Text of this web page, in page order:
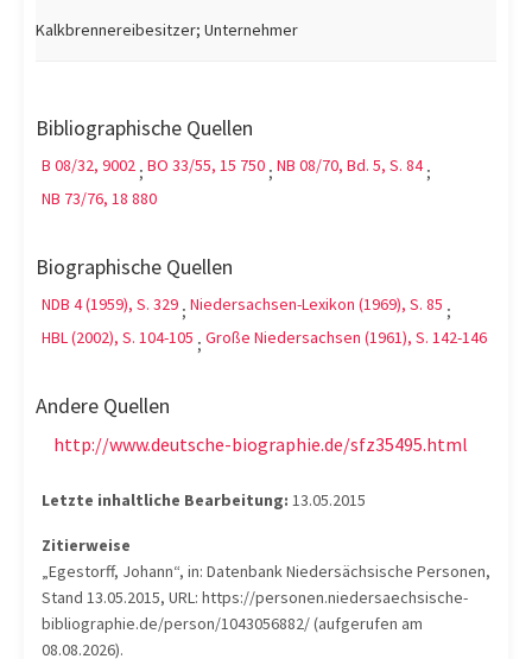
Kalkbrennereibesitzer; Unternehmer
Bibliographische Quellen
B 08/32, 9002 ; BO 33/55, 15 750 ; NB 08/70, Bd. 5, S. 84 ;
NB 73/76, 18 880
Biographische Quellen
NDB 4 (1959), S. 329 ; Niedersachsen-Lexikon (1969), S. 85 ;
HBL (2002), S. 104-105 ; Große Niedersachsen (1961), S. 142-146
Andere Quellen
http://www.deutsche-biographie.de/sfz35495.html
Letzte inhaltliche Bearbeitung: 13.05.2015
Zitierweise
„Egestorff, Johann“, in: Datenbank Niedersächsische Personen,
Stand 13.05.2015, URL: https://personen.niedersaechsische-
bibliographie.de/person/1043056882/ (aufgerufen am
08.08.2026).